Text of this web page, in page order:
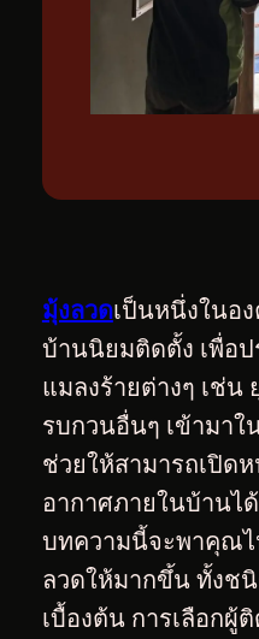
มุ้งลวดเป็นหนึ่งในอ
บ้านนิยมติดตั้ง เพื่อ
แมลงร้ายต่างๆ เช่น
รบกวนอื่นๆ เข้ามา
ช่วยให้สามารถเปิด
อากาศภายในบ้านไ
บทความนี้จะพาคุณ
ลวดให้มากขึ้น ทั้งช
เบื้องต้น การเลือกผู้